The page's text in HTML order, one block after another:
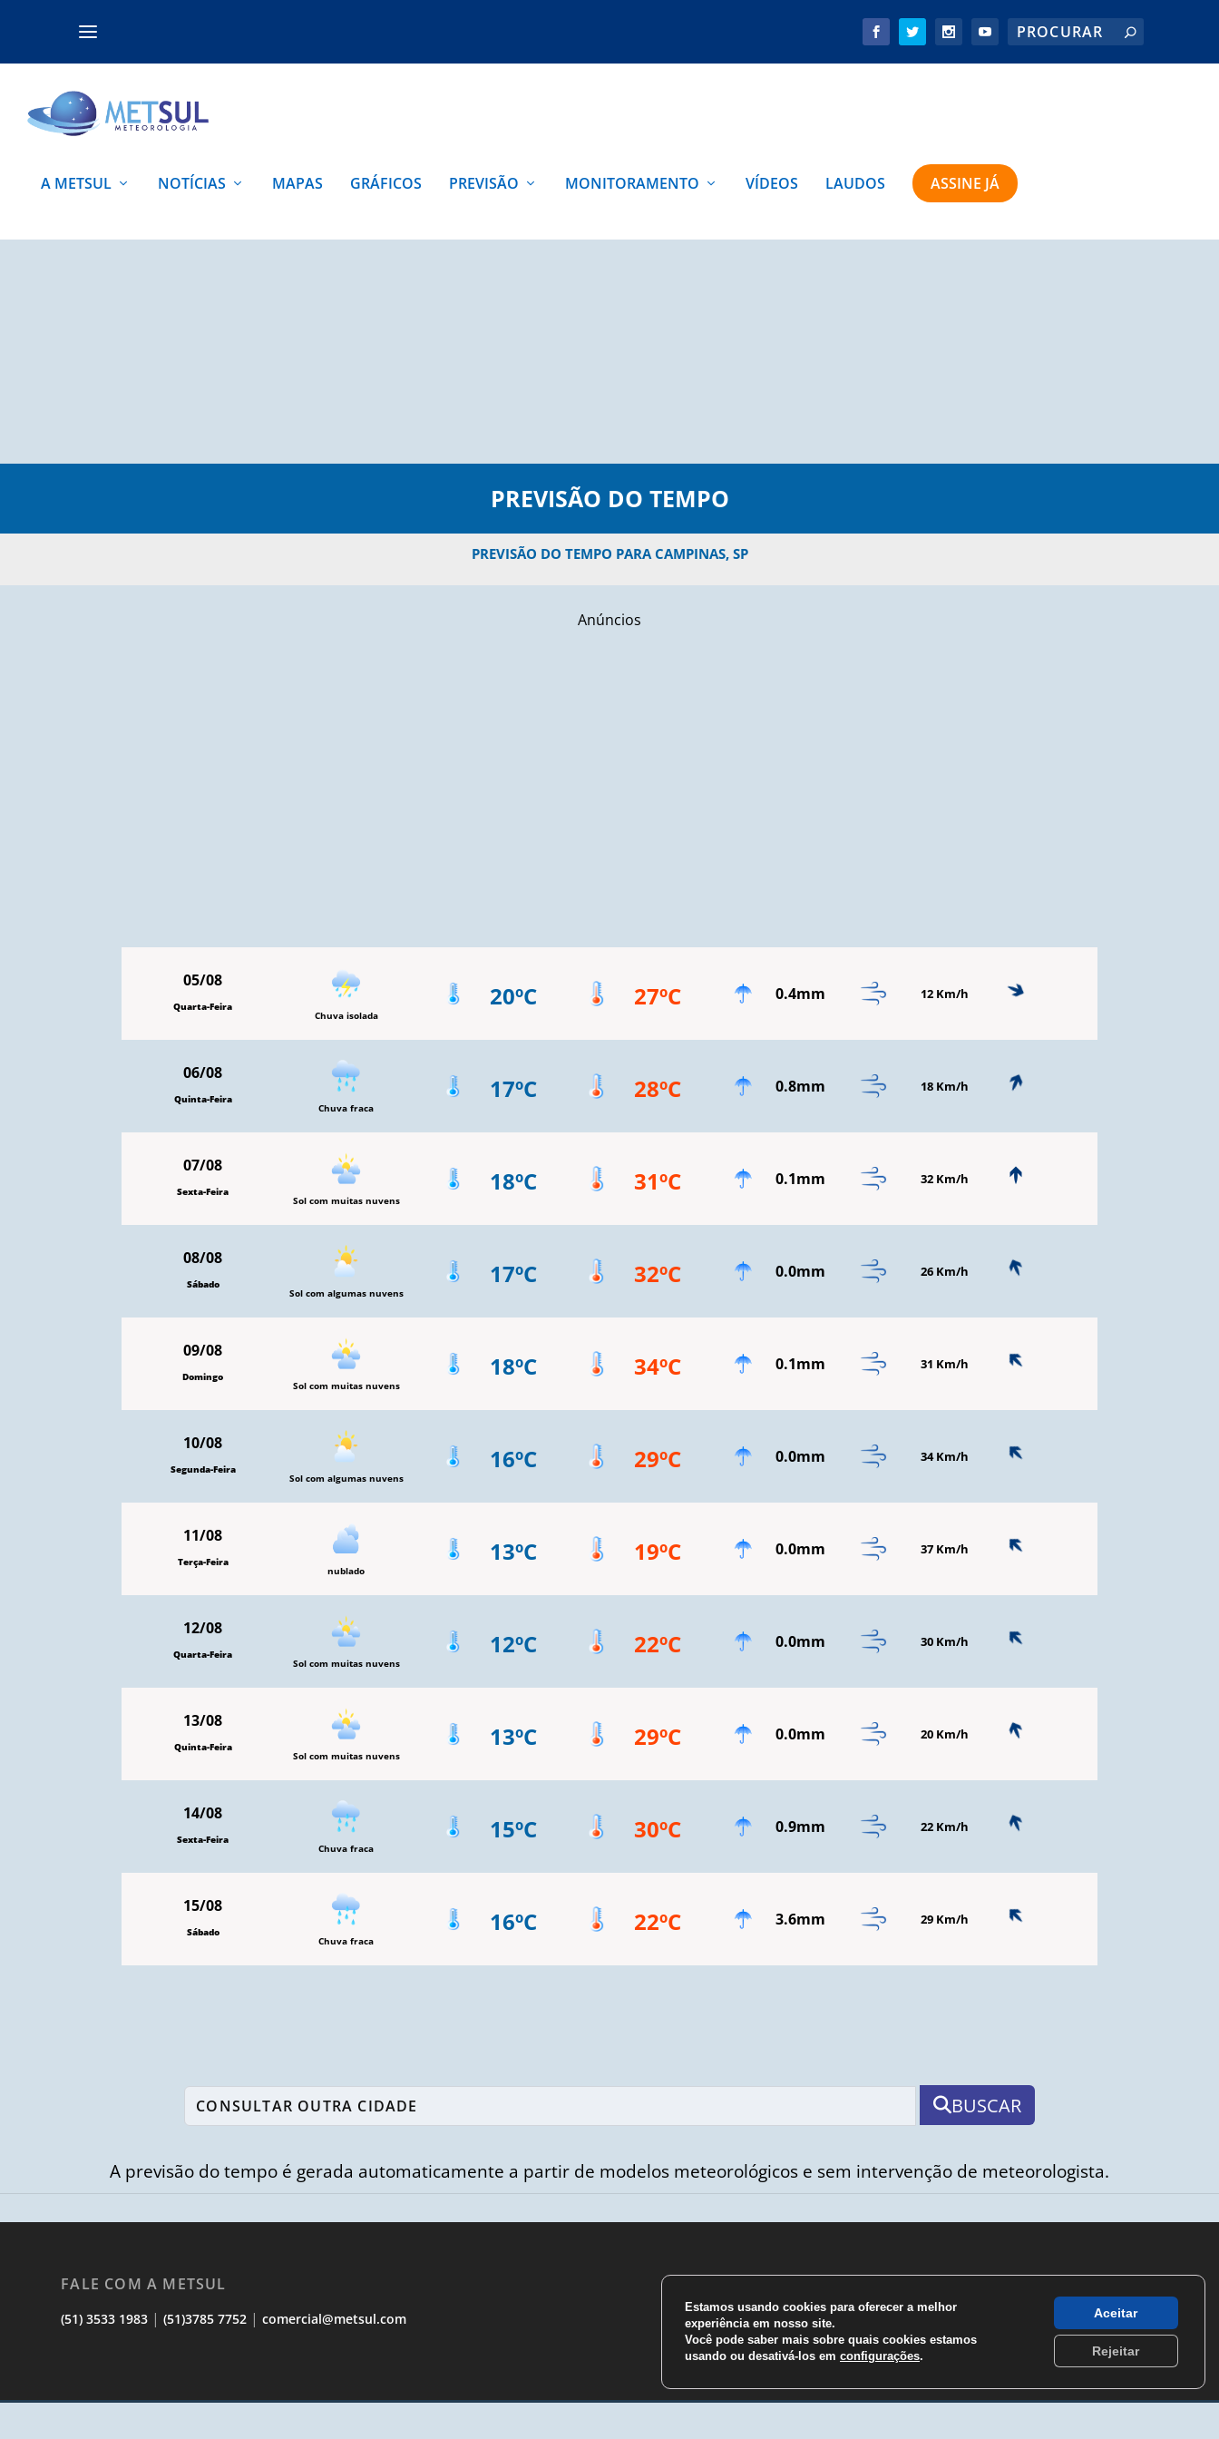
A METSUL NOTÍCIAS MAPAS GRÁFICOS PREVISÃO MONITORAMENTO VÍDEOS LAUDOS ASSINE JÁ
PREVISÃO DO TEMPO
PREVISÃO DO TEMPO PARA CAMPINAS, SP
Anúncios
05/08
Quarta-Feira
Chuva isolada
20ºC 27ºC 0.4mm 12 Km/h
06/08
Quinta-Feira
Chuva fraca
17ºC 28ºC 0.8mm 18 Km/h
07/08
Sexta-Feira
Sol com muitas nuvens
18ºC 31ºC 0.1mm 32 Km/h
08/08
Sábado
Sol com algumas nuvens
17ºC 32ºC 0.0mm 26 Km/h
09/08
Domingo
Sol com muitas nuvens
18ºC 34ºC 0.1mm 31 Km/h
10/08
Segunda-Feira
Sol com algumas nuvens
16ºC 29ºC 0.0mm 34 Km/h
11/08
Terça-Feira
nublado
13ºC 19ºC 0.0mm 37 Km/h
12/08
Quarta-Feira
Sol com muitas nuvens
12ºC 22ºC 0.0mm 30 Km/h
13/08
Quinta-Feira
Sol com muitas nuvens
13ºC 29ºC 0.0mm 20 Km/h
14/08
Sexta-Feira
Chuva fraca
15ºC 30ºC 0.9mm 22 Km/h
15/08
Sábado
Chuva fraca
16ºC 22ºC 3.6mm 29 Km/h
BUSCAR
A previsão do tempo é gerada automaticamente a partir de modelos meteorológicos e sem intervenção de meteorologista.
FALE COM A METSUL
(51) 3533 1983 |(51)3785 7752 |comercial@metsul.com
Estamos usando cookies para oferecer a melhor
experiência em nosso site.
Você pode saber mais sobre quais cookies estamos
usando ou desativá-los em configurações.
Aceitar
Rejeitar